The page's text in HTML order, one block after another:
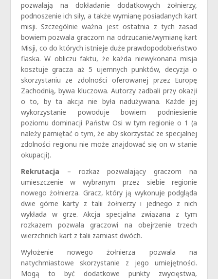
pozwalają na dokładanie dodatkowych żołnierzy,
podnoszenie ich siły, a także wymianę posiadanych kart
misji. Szczególnie ważna jest ostatnia z tych zasad
bowiem pozwala graczom na odrzucanie/wymianę kart
Misji, co do których istnieje duże prawdopodobieństwo
fiaska. W obliczu faktu, że każda niewykonana misja
kosztuje gracza aż 5 ujemnych punktów, decyzja o
skorzystaniu ze zdolności oferowanej przez Europę
Zachodnią, bywa kluczowa. Autorzy zadbali przy okazji
o to, by ta akcja nie była nadużywana. Każde jej
wykorzystanie powoduje bowiem podniesienie
poziomu dominacji Państw Osi w tym regionie o 1 (a
należy pamiętać o tym, że aby skorzystać ze specjalnej
zdolności regionu nie może znajdować się on w stanie
okupacji).
Rekrutacja – rozkaz pozwalający graczom na
umieszczenie w wybranym przez siebie regionie
nowego żołnierza. Gracz, który ją wykonuje podgląda
dwie górne karty z talii żołnierzy i jednego z nich
wykłada w grze. Akcja specjalna związana z tym
rozkazem pozwala graczowi na obejrzenie trzech
wierzchnich kart z talii zamiast dwóch.
Wyłożenie nowego żołnierza pozwala na
natychmiastowe skorzystanie z jego umiejętności.
Mogą to być dodatkowe punkty zwycięstwa,